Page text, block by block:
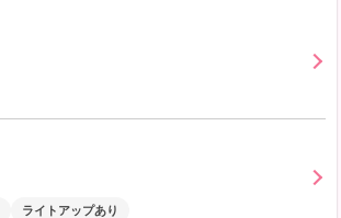
ライトアップあり